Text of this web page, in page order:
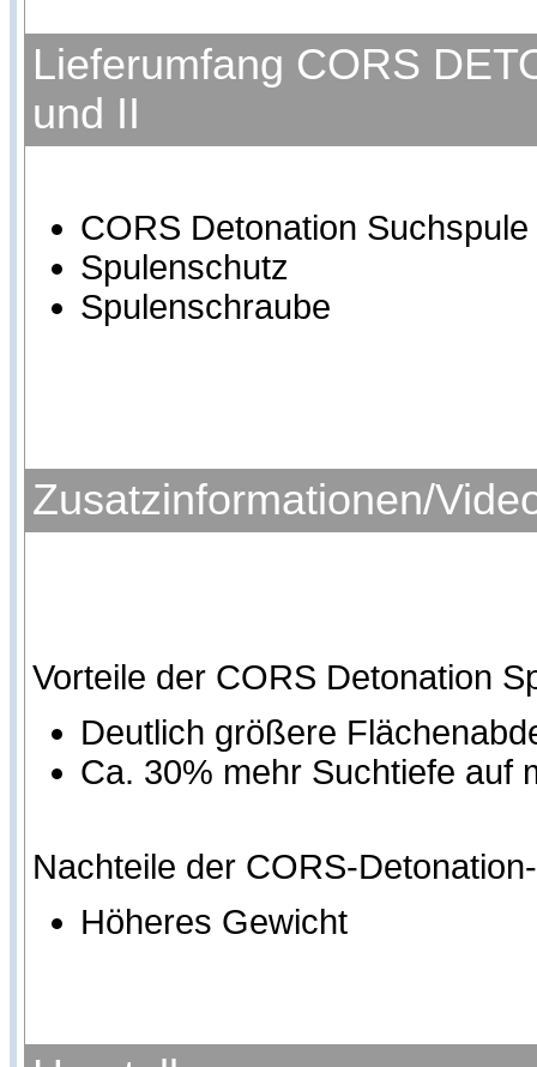
Lieferumfang CORS
und II
CORS Detonation
Spulenschutz
Spulenschraube
Zusatzinformationen/
Vorteile der CORS Detonation
Deutlich größere
Ca. 30% mehr Suchtiefe auf
Nachteile der CORS-
Höheres Gewicht